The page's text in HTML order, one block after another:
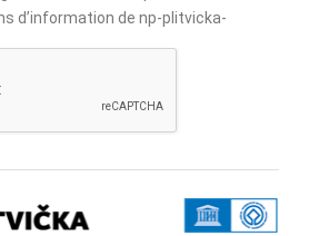
d’information de np-plitvicka-